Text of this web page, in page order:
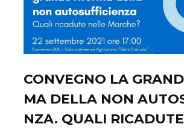
CONVEGNO LA
MA DELLA NON
NZA. QUALI